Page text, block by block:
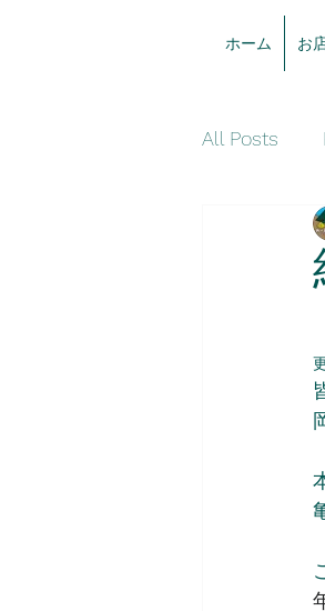
ホーム お
All Posts
お知らせ